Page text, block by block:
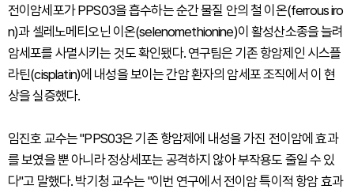
전이암세포가 PPS03을 흡수하는 순간 물질 안의 철 이온(ferrous iro
n)과 셀레노메티오닌 이온(selenomethionine)이 활성산소종을 늘려
암세포를 사멸시키는 것도 확인됐다. 연구팀은 기존 항암제인 시스플
라틴(cisplatin)에 내성을 보이는 간암 환자의 암세포 조직에서 이 현
상을 실증했다.
임진호 교수는 "PPS03은 기존 항암제에 내성을 가진 전이암에 효과
를 보였을 뿐 아니라 정상세포는 공격하지 않아 부작용도 줄일 수 있
다"고 말했다. 박기청 교수는 "이번 연구에서 전이암 특이적 항암 효과